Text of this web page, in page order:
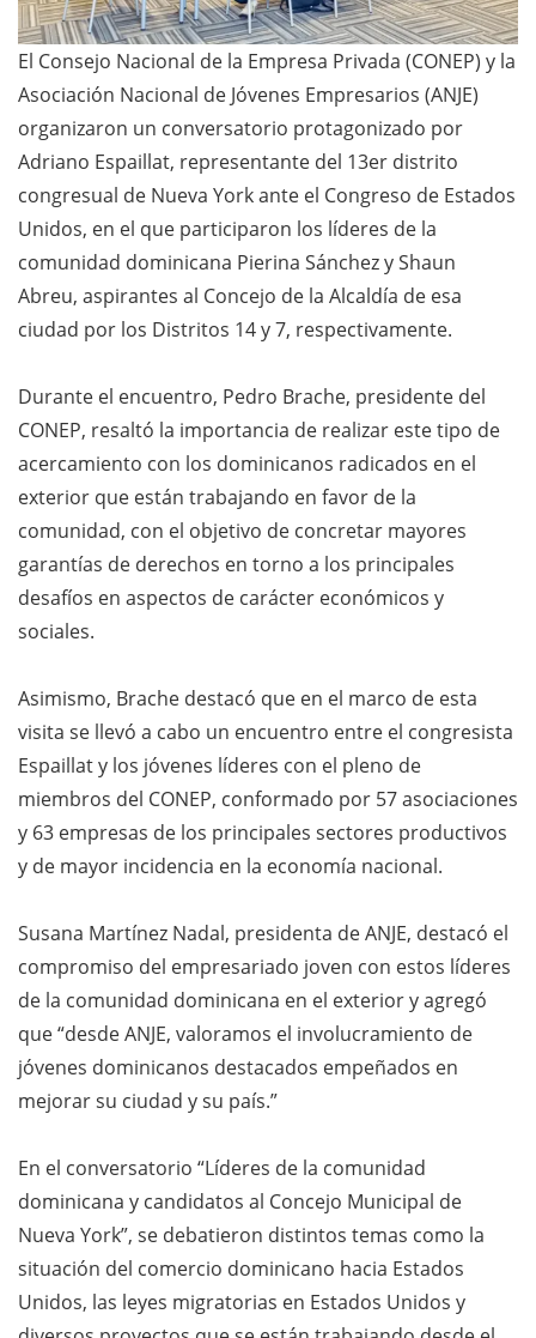
El Consejo Nacional de la Empresa Privada (CONEP) y la
Asociación Nacional de Jóvenes Empresarios (ANJE)
organizaron un conversatorio protagonizado por
Adriano Espaillat, representante del 13er distrito
congresual de Nueva York ante el Congreso de Estados
Unidos, en el que participaron los líderes de la
comunidad dominicana Pierina Sánchez y Shaun
Abreu, aspirantes al Concejo de la Alcaldía de esa
ciudad por los Distritos 14 y 7, respectivamente.
Durante el encuentro, Pedro Brache, presidente del
CONEP, resaltó la importancia de realizar este tipo de
acercamiento con los dominicanos radicados en el
exterior que están trabajando en favor de la
comunidad, con el objetivo de concretar mayores
garantías de derechos en torno a los principales
desafíos en aspectos de carácter económicos y
sociales.
Asimismo, Brache destacó que en el marco de esta
visita se llevó a cabo un encuentro entre el congresista
Espaillat y los jóvenes líderes con el pleno de
miembros del CONEP, conformado por 57 asociaciones
y 63 empresas de los principales sectores productivos
y de mayor incidencia en la economía nacional.
Susana Martínez Nadal, presidenta de ANJE, destacó el
compromiso del empresariado joven con estos líderes
de la comunidad dominicana en el exterior y agregó
que “desde ANJE, valoramos el involucramiento de
jóvenes dominicanos destacados empeñados en
mejorar su ciudad y su país.”
En el conversatorio “Líderes de la comunidad
dominicana y candidatos al Concejo Municipal de
Nueva York”, se debatieron distintos temas como la
situación del comercio dominicano hacia Estados
Unidos, las leyes migratorias en Estados Unidos y